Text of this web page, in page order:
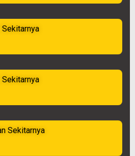
Sekitarnya
Sekitarnya
Sekitarnya